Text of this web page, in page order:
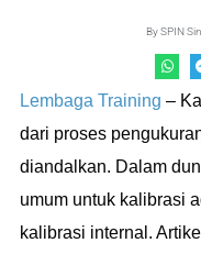
BySPIN
Lembaga Training –
dari proses
diandalkan. Dalam
umum untuk kalibrasi
kalibrasi internal.